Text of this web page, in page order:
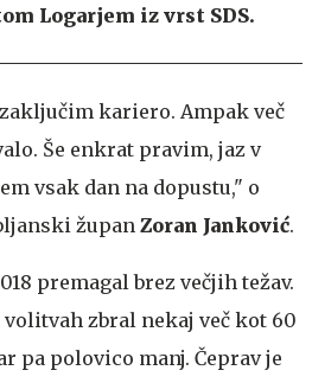
Logarjem iz vrst SDS.
kariero. Ampak več
Še enkrat pravim, jaz v
vsak dan na dopustu," o
župan Zoran Janković.
premagal brez večjih težav.
volitvah zbral nekaj več kot 60
pa polovico manj. Čeprav je